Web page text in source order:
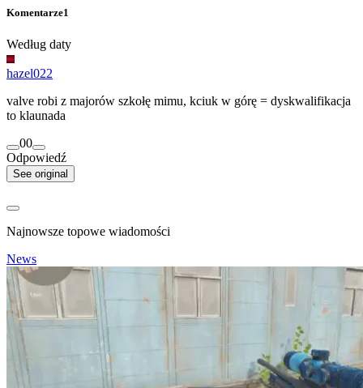
Komentarze1
Według daty
hazel022
valve robi z majorów szkołę mimu, kciuk w górę = dyskwalifikacja
to klaunada
00
Odpowiedź
See original
Najnowsze topowe wiadomości
News